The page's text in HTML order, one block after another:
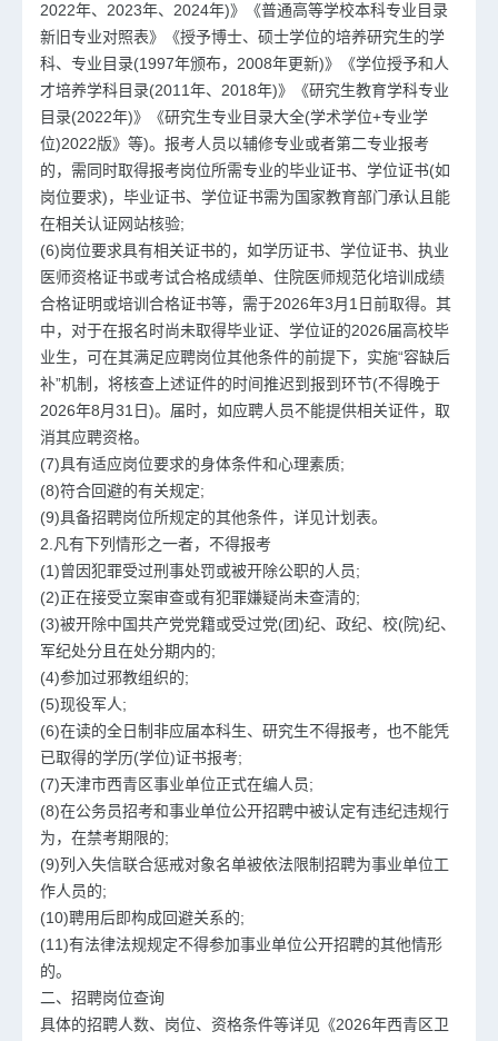
2022年、2023年、2024年)》《普通高等学校本科专业目录
新旧专业对照表》《授予博士、硕士学位的培养研究生的学
科、专业目录(1997年颁布，2008年更新)》《学位授予和人
才培养学科目录(2011年、2018年)》《研究生教育学科专业
目录(2022年)》《研究生专业目录大全(学术学位+专业学
位)2022版》等)。报考人员以辅修专业或者第二专业报考
的，需同时取得报考岗位所需专业的毕业证书、学位证书(如
岗位要求)，毕业证书、学位证书需为国家教育部门承认且能
在相关认证网站核验;
(6)岗位要求具有相关证书的，如学历证书、学位证书、执业
医师资格证书或考试合格成绩单、住院医师规范化培训成绩
合格证明或培训合格证书等，需于2026年3月1日前取得。其
中，对于在报名时尚未取得毕业证、学位证的2026届高校毕
业生，可在其满足应聘岗位其他条件的前提下，实施“容缺后
补”机制，将核查上述证件的时间推迟到报到环节(不得晚于
2026年8月31日)。届时，如应聘人员不能提供相关证件，取
消其应聘资格。
(7)具有适应岗位要求的身体条件和心理素质;
(8)符合回避的有关规定;
(9)具备招聘岗位所规定的其他条件，详见计划表。
2.凡有下列情形之一者，不得报考
(1)曾因犯罪受过刑事处罚或被开除公职的人员;
(2)正在接受立案审查或有犯罪嫌疑尚未查清的;
(3)被开除中国共产党党籍或受过党(团)纪、政纪、校(院)纪、
军纪处分且在处分期内的;
(4)参加过邪教组织的;
(5)现役军人;
(6)在读的全日制非应届本科生、研究生不得报考，也不能凭
已取得的学历(学位)证书报考;
(7)天津市西青区事业单位正式在编人员;
(8)在公务员招考和事业单位公开招聘中被认定有违纪违规行
为，在禁考期限的;
(9)列入失信联合惩戒对象名单被依法限制招聘为事业单位工
作人员的;
(10)聘用后即构成回避关系的;
(11)有法律法规规定不得参加事业单位公开招聘的其他情形
的。
二、招聘岗位查询
具体的招聘人数、岗位、资格条件等详见《2026年西青区卫